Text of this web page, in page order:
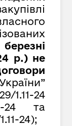
р.) не
1.11-24
24 та
24);